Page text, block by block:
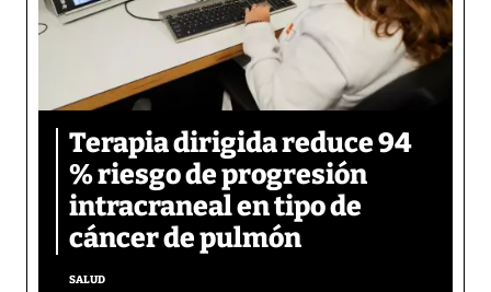
Terapia dirigida reduce 94
% riesgo de progresión
intracraneal en tipo de
cáncer de pulmón
SALUD